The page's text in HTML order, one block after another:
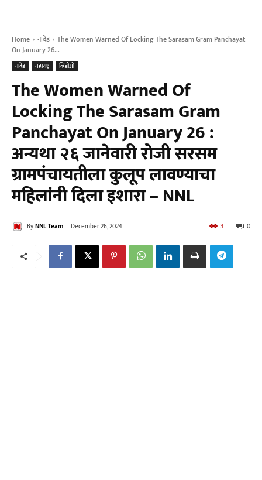
Home नांदेड
The Women Warned Of Locking The Sarasam Gram Panchayat
On January 26...
नांदेड महाराष्ट्र व्हिडीओ
The Women Warned Of
Locking The Sarasam Gram
Panchayat On January 26 :
अन्यथा २६ जानेवारी रोजी सरसम
ग्रामपंचायतीला कुलूप लावण्याचा
महिलांनी दिला इशारा – NNL
ByNNL Team December 26, 2024 0
3